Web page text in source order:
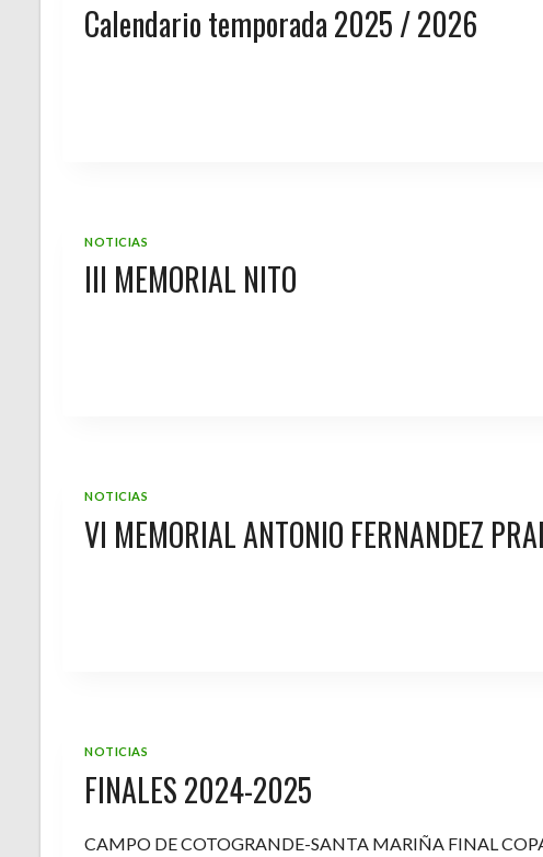
Calendario temporada 2025 / 2026
NOTICIAS
III MEMORIAL NITO
NOTICIAS
VI MEMORIAL ANTONIO FERNANDEZ
NOTICIAS
FINALES 2024-2025
CAMPO DE COTOGRANDE-SANTA MARIÑA FINAL